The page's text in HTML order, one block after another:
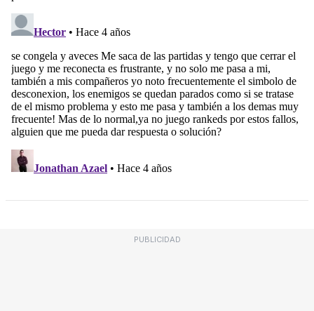
PUBLICIDAD